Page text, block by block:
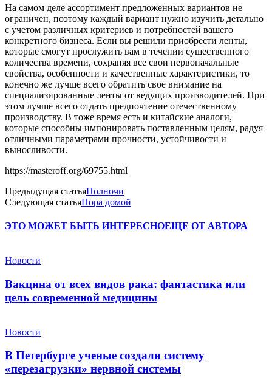
На самом деле ассортимент предложенных вариантов не
ограничен, поэтому каждый вариант нужно изучить детально
с учетом различных критериев и потребностей вашего
конкретного бизнеса. Если вы решили приобрести ленты,
которые смогут прослужить вам в течении существенного
количества времени, сохраняя все свои первоначальные
свойства, особенности и качественные характеристики, то
конечно же лучше всего обратить свое внимание на
специализированные ленты от ведущих производителей. При
этом лучше всего отдать предпочтение отечественному
производству. В тоже время есть и китайские аналоги,
которые способны импонировать поставленным целям, радуя
отличными параметрами прочности, устойчивости и
выносливости.
https://masteroff.org/69755.html
Предыдущая статьяПолночи
Следующая статьяПора домой
ЭТО МОЖЕТ БЫТЬ ИНТЕРЕСНОЕЩЕ ОТ АВТОРА
Новости
Вакцина от всех видов рака: фантастика или
цель современной медицины
Новости
В Петербурге ученые создали систему
«перезагрузки» нервной системы